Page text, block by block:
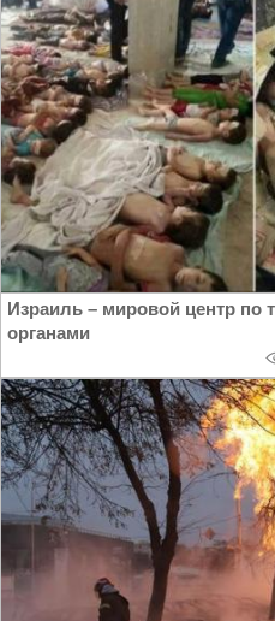
Израиль – мировой центр по
органами